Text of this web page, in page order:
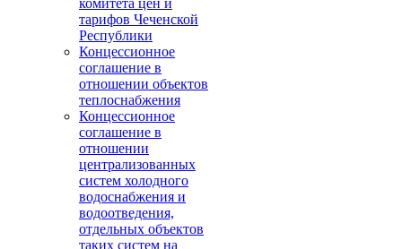
комитета цен и
тарифов Чеченской
Республики
Концессионное
соглашение в
отношении объектов
теплоснабжения
Концессионное
соглашение в
отношении
централизованных
систем холодного
водоснабжения и
водоотведения,
отдельных объектов
таких систем на